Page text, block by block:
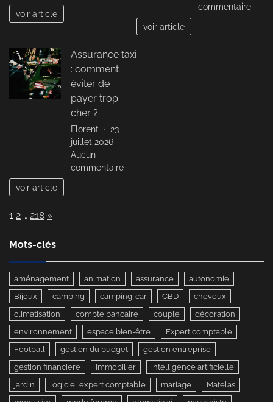
réparation
votre
voir article
commentairesur
voir article
Assurance taxi
: comment
éviter de
payer trop
cher ?
Florent
23
juillet 2026
Aucun
commentairesur
cher
?
voir article
Page:
1 2 … 218 Next
»
Mots-clés
aménagement animation assurance
autonomie
Bijoux
camping camping-car CBD
cheveux
climatisation
compte bancaire couple
décoration
environnement
espace bien-être
Expert comptable
Football
gestion du budget
gestion entreprise
gestion financiere
immobilier
intelligence artificielle
jardin
logiciel expert comptable mariage
Matelas